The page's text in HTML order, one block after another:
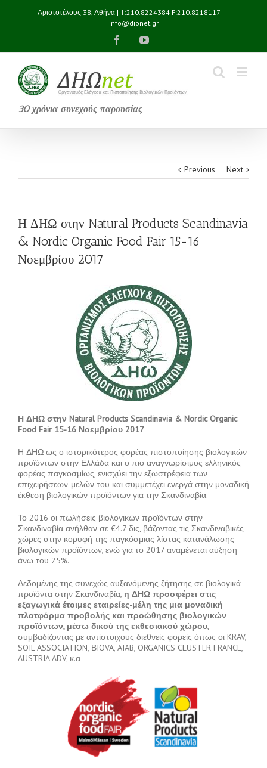
Αριστοτέλους 38, Αθήνα | Τ:210.8224384 F:210.8218117 |
info@dionet.gr
FacebookYouTube
30 χρόνια συνεχούς παρουσίας
Previous Next
Η ΔΗΩ στην Natural Products Scandinavia
& Nordic Organic Food Fair 15-16
Νοεμβρίου 2017
Η ΔΗΩ στην Natural Products Scandinavia & Nordic Organic
Food Fair 15-16 Νοεμβρίου 2017
Η ΔΗΩ ως ο ιστορικότερος φορέας πιστοποίησης βιολογικών
προϊόντων στην Ελλάδα και ο πιο αναγνωρίσιμος ελληνικός
φορέας παγκοσμίως, ενισχύει την εξωστρέφεια των
επιχειρήσεων-μελών του και συμμετέχει ενεργά στην μοναδική
έκθεση βιολογικών προϊόντων για την Σκανδιναβία.
Το 2016 οι πωλήσεις βιολογικών προϊόντων στην
Σκανδιναβία ανήλθαν σε €4.7 δις, βάζοντας τις Σκανδιναβικές
χώρες στην κορυφή της παγκόσμιας λίστας κατανάλωσης
βιολογικών προϊόντων, ενώ για το 2017 αναμένεται αύξηση
άνω του 25%.
Δεδομένης της συνεχώς αυξανόμενης ζήτησης σε βιολογικά
προϊόντα στην Σκανδιναβία, η ΔΗΩ προσφέρει στις
εξαγωγικά έτοιμες εταιρείες-μέλη της μια μοναδική
πλατφόρμα προβολής και προώθησης βιολογικών
προϊόντων, μέσω δικού της εκθεσιακού χώρου,
συμβαδίζοντας με αντίστοιχους διεθνείς φορείς όπως οι KRAV,
SOIL ASSOCIATION, ΒIOVA, AIAB, ORGANICS CLUSTER FRANCE,
AUSTRIA ADV, κ.α